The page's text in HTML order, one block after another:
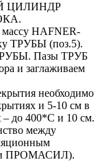
ЦИЛИНДР
массу HAFNER-
ТРУБЫ (поз.5).
ТРУБЫ. Пазы ТРУБ
и заглаживаем
необходимо
и 5-10 см в
– до 400*C и 10 см.
между
ПРОМАСИЛ).